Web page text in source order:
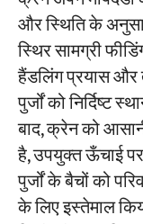
और स्थिति के
स्थिर सामग्री
हैंडलिंग प्रयास
पुर्जों को निर्दिष्ट
बाद, क्रेन को
है, उपयुक्त ऊँचाई
पुर्जों के बैचों को
के लिए इस्तेमाल